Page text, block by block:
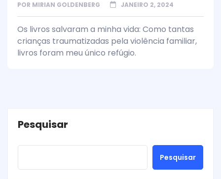
POR MIRIAN GOLDENBERG JANEIRO 2, 2024
Os livros salvaram a minha vida: Como tantas
crianças traumatizadas pela violência familiar,
livros foram meu único refúgio.
Pesquisar
Pesquisar